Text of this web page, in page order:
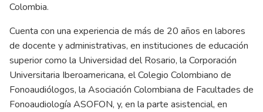
Colombia.
Cuenta con una experiencia de más de 20 años en labores
de docente y administrativas, en instituciones de educación
superior como la Universidad del Rosario, la Corporación
Universitaria Iberoamericana, el Colegio Colombiano de
Fonoaudiólogos, la Asociación Colombiana de Facultades de
Fonoaudiología ASOFON, y, en la parte asistencial, en